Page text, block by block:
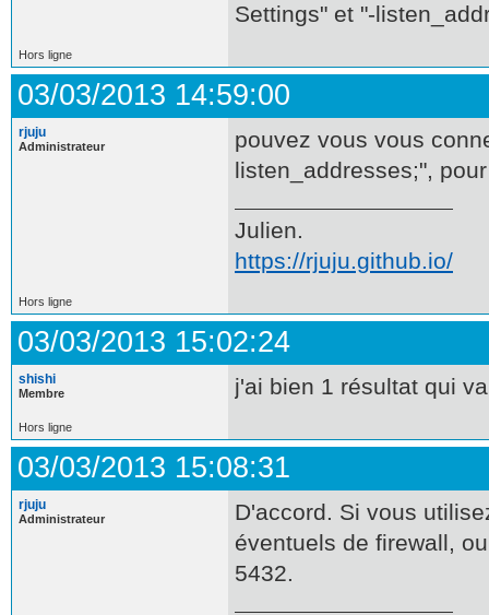
Settings" et "-
Hors ligne
03/03/2013 14:59:00
rjuju
Administrateur
pouvez vous vous
listen_addresses;",
Julien.
https://rjuju.github.io/
Hors ligne
03/03/2013 15:02:24
shishi
Membre j'ai bien 1 résultat qui
Hors ligne
03/03/2013 15:08:31
rjuju
Administrateur
D'accord. Si vous
éventuels de firewall,
5432.